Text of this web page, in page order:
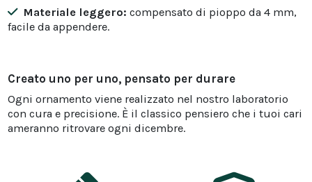
Materiale leggero: compensato di pioppo da 4 mm,
facile da appendere.
Creato uno per uno, pensato per durare
Ogni ornamento viene realizzato nel nostro laboratorio
con cura e precisione. È il classico pensiero che i tuoi cari
ameranno ritrovare ogni dicembre.